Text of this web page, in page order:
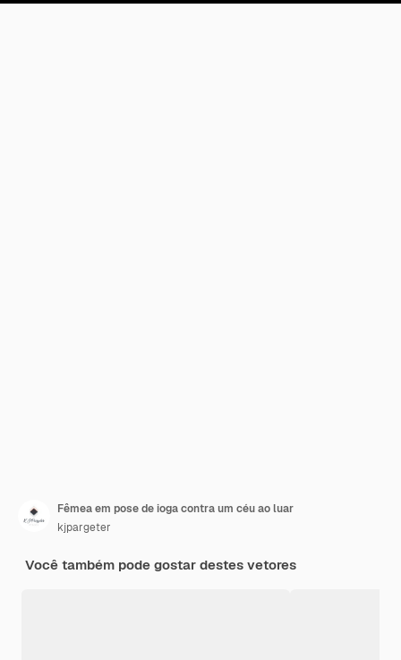
Fêmea em pose de ioga contra um céu ao luar
kjpargeter
Você também pode gostar destes vetores